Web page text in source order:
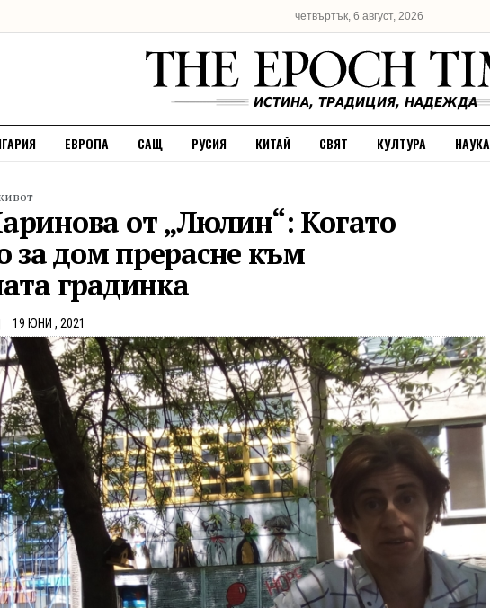
четвъртък, 6 август, 2026
ЕВРОПА САЩ РУСИЯ КИТАЙ СВЯТ КУЛТУРА НАУКА
от „Люлин“: Когато
за дом прерасне към
градинка
19 ЮНИ , 2021